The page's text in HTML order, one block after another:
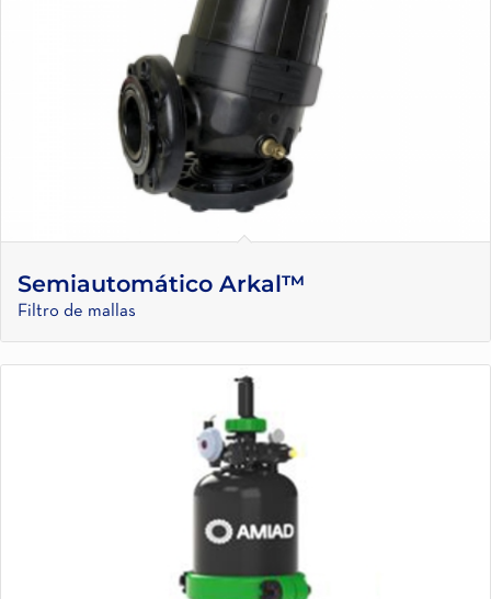
Semiautomático Arkal™
Filtro de mallas